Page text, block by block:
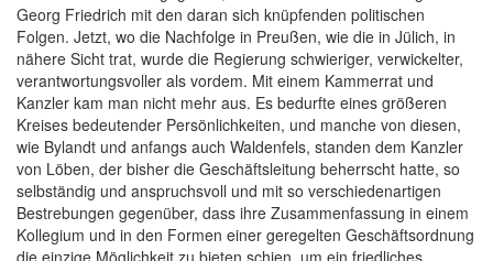
Georg Friedrich mit den daran sich knüpfenden politischen
Folgen. Jetzt, wo die Nachfolge in Preußen, wie die in Jülich, in
nähere Sicht trat, wurde die Regierung schwieriger, verwickelter,
verantwortungsvoller als vordem. Mit einem Kammerrat und
Kanzler kam man nicht mehr aus. Es bedurfte eines größeren
Kreises bedeutender Persönlichkeiten, und manche von diesen,
wie Bylandt und anfangs auch Waldenfels, standen dem Kanzler
von Löben, der bisher die Geschäftsleitung beherrscht hatte, so
selbständig und anspruchsvoll und mit so verschiedenartigen
Bestrebungen gegenüber, dass ihre Zusammenfassung in einem
Kollegium und in den Formen einer geregelten Geschäftsordnung
die einzige Möglichkeit zu bieten schien, um ein friedliches